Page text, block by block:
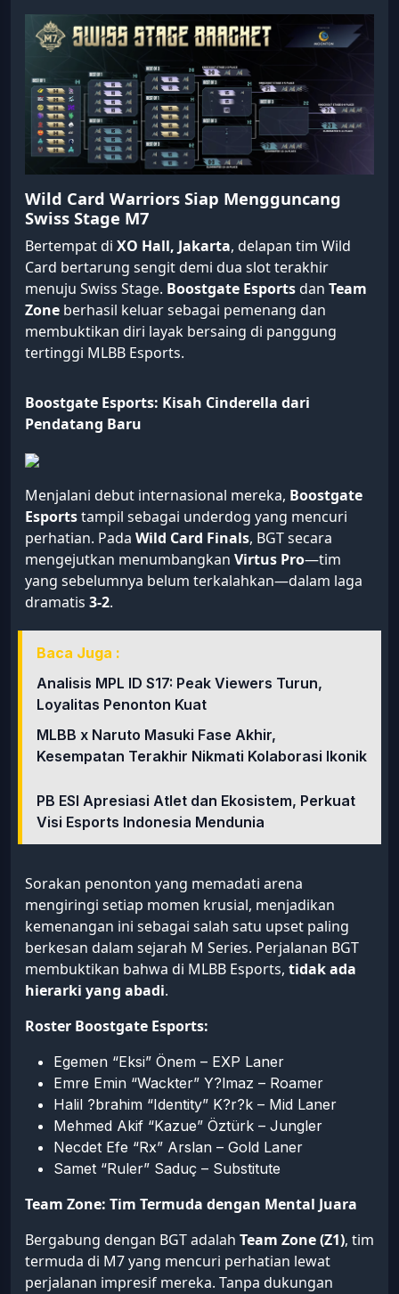
Wild Card Warriors Siap Mengguncang
Swiss Stage M7
Bertempat di XO Hall, Jakarta, delapan tim Wild
Card bertarung sengit demi dua slot terakhir
menuju Swiss Stage. Boostgate Esportsdan Team
Zone berhasil keluar sebagai pemenang dan
membuktikan diri layak bersaing di panggung
tertinggi MLBB Esports.
Boostgate Esports: Kisah Cinderella dari
Pendatang Baru
Menjalani debut internasional mereka, Boostgate
Esportstampil sebagai underdog yang mencuri
perhatian. Pada Wild Card Finals, BGT secara
mengejutkan menumbangkan Virtus Pro—tim
yang sebelumnya belum terkalahkan—dalam laga
dramatis 3-2.
Baca Juga :
Analisis MPL ID S17: Peak Viewers Turun,
Loyalitas Penonton Kuat
MLBB x Naruto Masuki Fase Akhir,
Kesempatan Terakhir Nikmati Kolaborasi Ikonik
PB ESI Apresiasi Atlet dan Ekosistem, Perkuat
Visi Esports Indonesia Mendunia
Sorakan penonton yang memadati arena
mengiringi setiap momen krusial, menjadikan
kemenangan ini sebagai salah satu upset paling
berkesan dalam sejarah M Series. Perjalanan BGT
membuktikan bahwa di MLBB Esports, tidak ada
hierarki yang abadi.
Roster Boostgate Esports:
Egemen “Eksi” Önem – EXP Laner
Emre Emin “Wackter” Y?lmaz – Roamer
Halil ?brahim “Identity” K?r?k – Mid Laner
Mehmed Akif “Kazue” Öztürk – Jungler
Necdet Efe “Rx” Arslan – Gold Laner
Samet “Ruler” Saduç – Substitute
Team Zone: Tim Termuda dengan Mental Juara
Bergabung dengan BGT adalah Team Zone (Z1), tim
termuda di M7 yang mencuri perhatian lewat
perjalanan impresif mereka. Tanpa dukungan